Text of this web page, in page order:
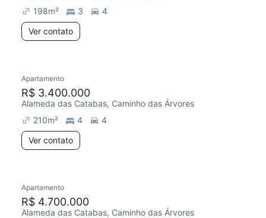
198m² 3
4
Ver contato
Apartamento
R$ 3.400.000
Alameda das Catabas, Caminho das Árvores
210m² 4
4
Ver contato
Apartamento
R$ 4.700.000
Alameda das Catabas, Caminho das Árvores